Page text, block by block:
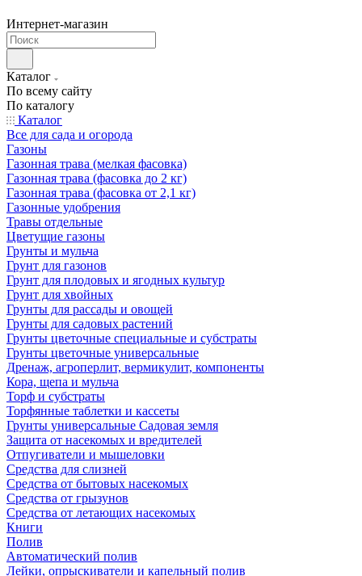
Интернет-магазин
Каталог
По всему сайту
По каталогу
Каталог
Все для сада и огорода
Газоны
Газонная трава (мелкая фасовка)
Газонная трава (фасовка до 2 кг)
Газонная трава (фасовка от 2,1 кг)
Газонные удобрения
Травы отдельные
Цветущие газоны
Грунты и мульча
Грунт для газонов
Грунт для плодовых и ягодных культур
Грунт для хвойных
Грунты для рассады и овощей
Грунты для садовых растений
Грунты цветочные специальные и субстраты
Грунты цветочные универсальные
Дренаж, агроперлит, вермикулит, компоненты
Кора, щепа и мульча
Торф и субстраты
Торфянные таблетки и кассеты
Грунты универсальные Садовая земля
Защита от насекомых и вредителей
Отпугиватели и мышеловки
Средства для слизней
Средства от бытовых насекомых
Средства от грызунов
Средства от летающих насекомых
Книги
Полив
Автоматический полив
Лейки, опрыскиватели и капельный полив